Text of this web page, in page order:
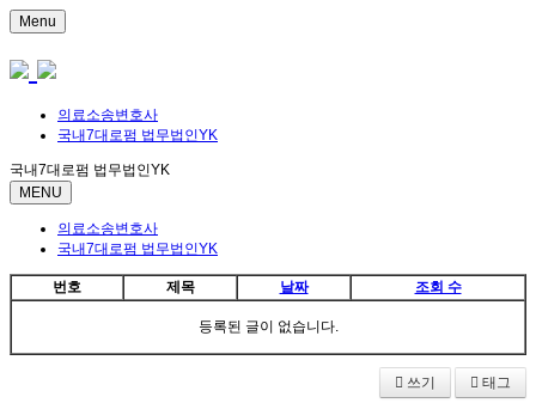
Menu
의료소송변호사
국내7대로펌 법무법인YK
국내7대로펌 법무법인YK
MENU
의료소송변호사
국내7대로펌 법무법인YK
번호 제목 날짜 조회 수
등록된 글이 없습니다.
쓰기 태그